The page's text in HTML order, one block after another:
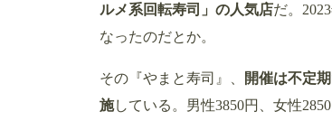
ルメ系回転寿司」の人気店だ。
なったのだとか。
その『やまと寿司』、
開催は不定
施している。男性3850円、女性